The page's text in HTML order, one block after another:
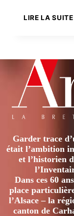
LIRE LA SUITE
Garder trace
était l’ambition
et l’historien
Dans ces 60
place
l’Alsace – la
canton de